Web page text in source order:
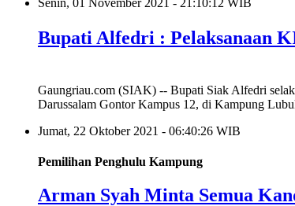
Senin, 01 November 2021 - 21:10:12 WIB
Bupati Alfedri : Pelaksanaan
Gaungriau.com (SIAK) -- Bupati Siak Alfedri
Darussalam Gontor Kampus 12, di Kampung
Jumat, 22 Oktober 2021 - 06:40:26 WIB
Pemilihan Penghulu Kampung
Arman Syah Minta Semua